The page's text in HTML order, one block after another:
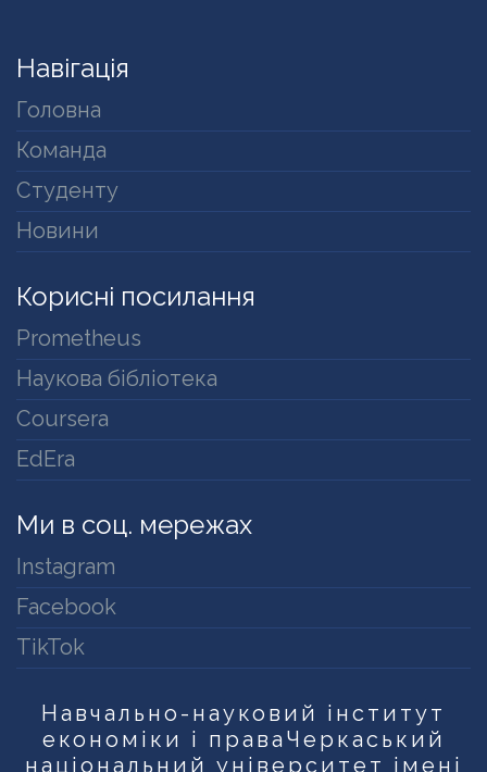
Навігація
Головна
Команда
Студенту
Новини
Корисні посилання
Prometheus
Наукова бібліотека
Coursera
EdEra
Ми в соц. мережах
Instagram
Facebook
TikTok
Навчально-науковий інститут
економіки і права Черкаський
національний університет імені